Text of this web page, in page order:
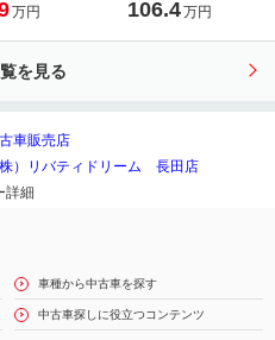
万円 106.4万円
を見る
車販売店
株）リバティドリーム 長田店
詳細
車種から中古車を探す
中古車探しに役立つコンテンツ